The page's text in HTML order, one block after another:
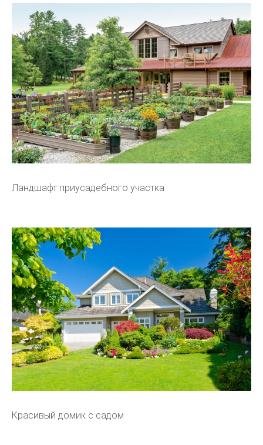
Ландшафт приусадебного участка
Красивый домик с садом